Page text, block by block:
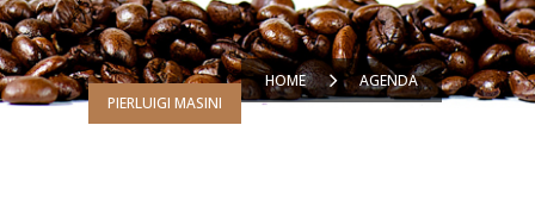
HOME
AGENDA
PIERLUIGI MASINI